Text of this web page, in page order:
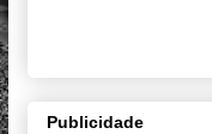
Publicidade